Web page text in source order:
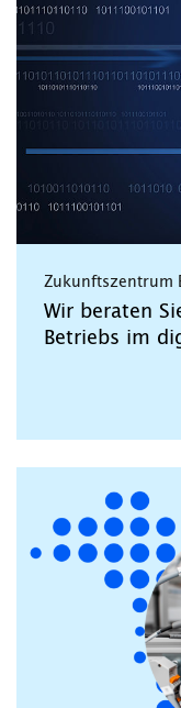
Zukunftszentrum
Wir beraten
Betriebs im